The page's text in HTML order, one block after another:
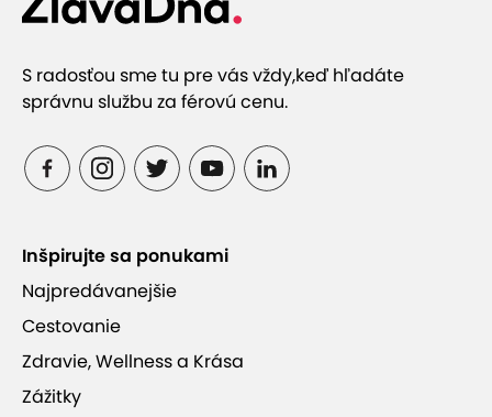
S radosťou sme tu pre vás vždy,keď hľadáte
správnu službu za férovú cenu.
Inšpirujte sa ponukami
Najpredávanejšie
Cestovanie
Zdravie, Wellness a Krása
Zážitky